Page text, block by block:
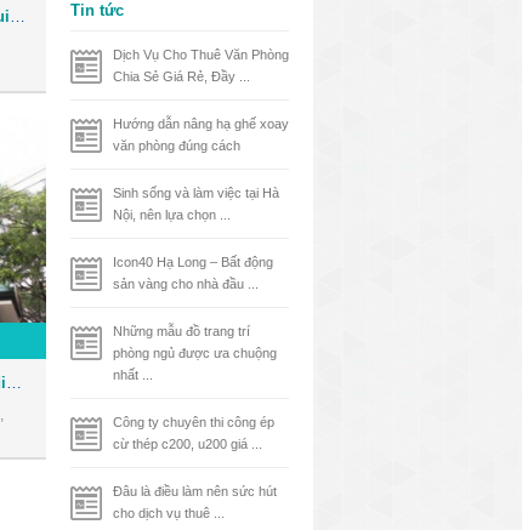
Tin tức
Dịch Vụ Cho Thuê Văn Phòng
Chia Sẻ Giá Rẻ, Đầy ...
Hướng dẫn nâng hạ ghế xoay
văn phòng đúng cách
Sinh sống và làm việc tại Hà
Nội, nên lựa chọn ...
Icon40 Hạ Long – Bất động
sản vàng cho nhà đầu ...
Những mẫu đồ trang trí
phòng ngủ được ưa chuộng
nhất ...
Công ty chuyên thi công ép
cừ thép c200, u200 giá ...
Đâu là điều làm nên sức hút
cho dịch vụ thuê ...